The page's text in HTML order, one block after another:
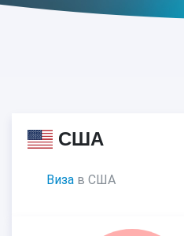
США
Виза в США